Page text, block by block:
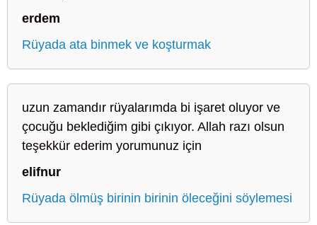
erdem
Rüyada ata binmek ve koşturmak
uzun zamandır rüyalarımda bi işaret oluyor ve
çocuğu beklediğim gibi çıkıyor. Allah razı olsun
teşekkür ederim yorumunuz için
elifnur
Rüyada ölmüş birinin birinin öleceğini söylemesi